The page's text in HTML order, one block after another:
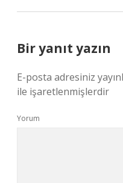
Bir yanıt yazın
E-posta adresiniz
ile işaretlenmişlerdir
Yorum